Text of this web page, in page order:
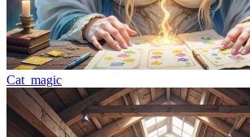
Cat_magic